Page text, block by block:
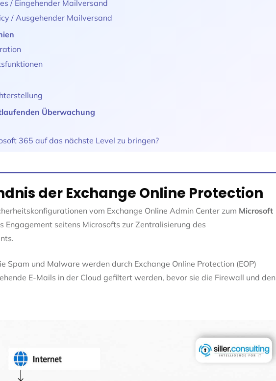
/ Eingehender Mailversand
/ Ausgehender Mailversand
Überwachung
365 auf das nächste Level zu bringen?
der Exchange Online Protection
vom Exchange Online Admin Center zum Microsoft
Engagement seitens Microsofts zur Zentralisierung des
Spam und Malware werden durch Exchange Online Protection (EOP)
E-Mails in der Cloud gefiltert werden, bevor sie die Firewall und den